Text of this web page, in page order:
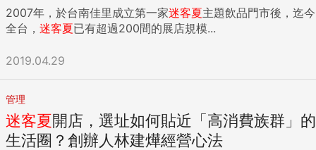
2007年，於台南佳里成立第一家迷客夏主題飲品門市後，迄今
全台， 迷客夏已有超過200間的展店規模...
2019.04.29
管理
迷客夏開店，選址如何貼近「高消費族群」的
生活圈？創辦人林建燁經營心法